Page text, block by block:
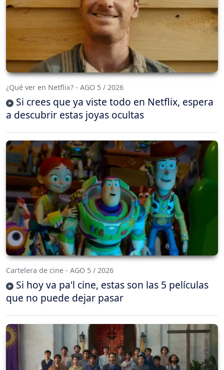
¿Qué ver en Netflix? - AGO 5 / 2026
Si crees que ya viste todo en Netflix, espera
a descubrir estas joyas ocultas
Cartelera de cine - AGO 5 / 2026
Si hoy va pa'l cine, estas son las 5 películas
que no puede dejar pasar